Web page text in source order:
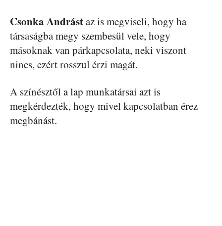
Csonka Andrástaz is megviseli, hogy ha
társaságba megy szembesül vele, hogy
másoknak van párkapcsolata, neki viszont
nincs, ezért rosszul érzi magát.
A színésztől a lap munkatársai azt is
megkérdezték, hogy mivel kapcsolatban érez
megbánást.